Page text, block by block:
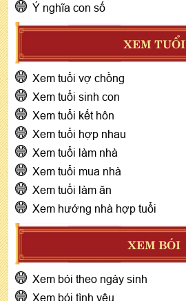
Ý nghĩa con số
XEM TUỔI
Xem tuổi vợ chồng
Xem tuổi sinh con
Xem tuổi kết hôn
Xem tuổi hợp nhau
Xem tuổi làm nhà
Xem tuổi mua nhà
Xem tuổi làm ăn
Xem hướng nhà hợp tuổi
XEM BÓI
Xem bói theo ngày sinh
Xem bói tình yêu